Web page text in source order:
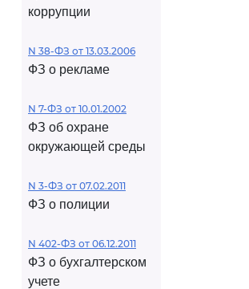
коррупции
N 38-ФЗ от 13.03.2006
ФЗ о рекламе
N 7-ФЗ от 10.01.2002
ФЗ об охране
окружающей среды
N 3-ФЗ от 07.02.2011
ФЗ о полиции
N 402-ФЗ от 06.12.2011
ФЗ о бухгалтерском
учете